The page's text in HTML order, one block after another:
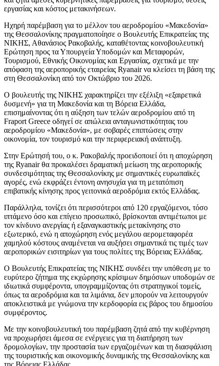
εργασίας και κόστος μετακινήσεων.
Ηχηρή παρέμβαση για το μέλλον του αεροδρομίου «Μακεδονία»
της Θεσσαλονίκης πραγματοποίησε ο Βουλευτής Επικρατείας της
ΝΙΚΗΣ, Αθανάσιος Ρακοβαλής, καταθέτοντας κοινοβουλευτική
Ερώτηση προς τα Υπουργεία Υποδομών και Μεταφορών,
Τουρισμού, Εθνικής Οικονομίας και Εργασίας, σχετικά με την
απόφαση της αεροπορικής εταιρείας Ryanair να κλείσει τη βάση της
στη Θεσσαλονίκη από τον Οκτώβριο του 2026.
Ο βουλευτής της ΝΙΚΗΣ χαρακτηρίζει την εξέλιξη «εξαιρετικά
δυσμενή» για τη Μακεδονία και τη Βόρεια Ελλάδα,
επισημαίνοντας ότι η αύξηση των τελών αεροδρομίου από τη
Fraport Greece οδηγεί σε απώλεια ανταγωνιστικότητας του
αεροδρομίου «Μακεδονία», με σοβαρές επιπτώσεις στην
οικονομία, τον τουρισμό και την περιφερειακή ανάπτυξη.
Στην Ερώτησή του, ο κ. Ρακοβαλής προειδοποιεί ότι η αποχώρηση
της Ryanair θα προκαλέσει δραματική μείωση της αεροπορικής
συνδεσιμότητας της Θεσσαλονίκης με σημαντικές ευρωπαϊκές
αγορές, ενώ εκφράζει έντονη ανησυχία για τη μετατόπιση
επιβατικής κίνησης προς γειτονικά αεροδρόμια εκτός Ελλάδας.
Παράλληλα, τονίζει ότι περισσότεροι από 120 εργαζόμενοι, τόσο
ιπτάμενο όσο και επίγειο προσωπικό, βρίσκονται αντιμέτωποι με
τον κίνδυνο ανεργίας ή εξαναγκαστικής μετακίνησης στο
εξωτερικό, ενώ η αποχώρηση ενός μεγάλου αερομεταφορέα
χαμηλού κόστους αναμένεται να αυξήσει σημαντικά τις τιμές των
αεροπορικών εισιτηρίων για τους πολίτες της Βόρειας Ελλάδας.
Ο Βουλευτής Επικρατείας της ΝΙΚΗΣ συνδέει την υπόθεση με το
ευρύτερο ζήτημα της εκχώρησης κρίσιμων δημόσιων υποδομών σε
ιδιωτικά συμφέροντα, υπογραμμίζοντας ότι στρατηγικοί τομείς,
όπως τα αεροδρόμια και τα λιμάνια, δεν μπορούν να λειτουργούν
αποκλειστικά με γνώμονα την κερδοφορία εις βάρος του δημοσίου
συμφέροντος.
Με την κοινοβουλευτική του παρέμβαση ζητά από την κυβέρνηση
να προχωρήσει άμεσα σε ενέργειες για τη διατήρηση των
δρομολογίων, την προστασία των εργαζομένων και τη διασφάλιση
της τουριστικής και οικονομικής δυναμικής της Θεσσαλονίκης και
της Βόρειας Ελλάδας…